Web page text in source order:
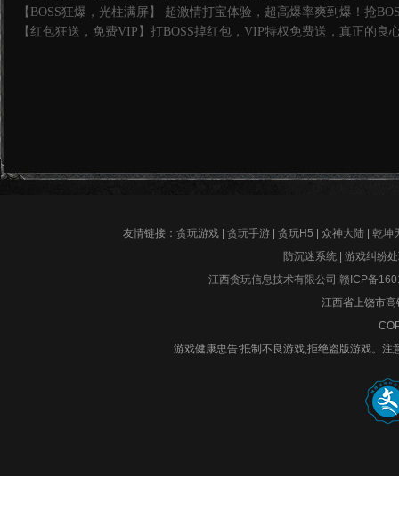
【BOSS狂爆，光柱满屏】 超激情打宝体验，超高爆率爽到爆！抢
【红包狂送，免费VIP】打BOSS掉红包，VIP特权免费送，真正的良
友情链接： 贪玩游戏 贪玩手游 贪玩H5 众神大陆
乾坤
防沉迷系统| 游戏纠纷
江西贪玩信息技术有限公司 赣ICP备
江西省上饶市
游戏健康忠告:抵制不良游戏,拒绝盗版游戏。